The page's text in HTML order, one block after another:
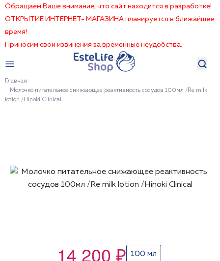
Обращаем Ваше внимание, что сайт находится в разработке!
ОТКРЫТИЕ ИНТЕРНЕТ- МАГАЗИНА планируется в ближайшее
время!
Приносим свои извинения за временные неудобства.
Главная
Молочко питательное снижающее реактивность сосудов 100мл /Re milk
lotion /Hinoki Clinical
14 200 ₽ 100 мл